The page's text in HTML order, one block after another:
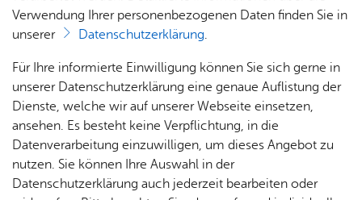
Rat­
haus &
Bür­
ger­
ser­vice
Rat­
häu­ser
Nach­
rich­
ten,
Vi­de­os
& Bil­
der
Me­di­
Jobs
Stel­
len­an­
ge­bo­te
Aus­bil­
dung &
Stu­di­
Bauen
& Um­
welt
Geo­
da­ten
Ge­
sund­
heit &
kum
Be­schwer­de bei Lärm- oder
Ge­ruch­se­mis­sio­nen von Ge­
wer­be­be­trie­ben ein­rei­chen
Sie wohnen in der Nähe von Industrie- oder
Gewerbebetrieben und fühlen sich durch deren Schall-
Verwendung Ihrer personenbezogenen Daten finden Sie in
unserer
Datenschutzerklärung.
Für Ihre informierte Einwilligung können Sie sich gerne in
unserer Datenschutzerklärung eine genaue Auflistung der
Dienste, welche wir auf unserer Webseite einsetzen,
ansehen. Es besteht keine Verpflichtung, in die
Datenverarbeitung einzuwilligen, um dieses Angebot zu
nutzen. Sie können Ihre Auswahl in der
Datenschutzerklärung auch jederzeit bearbeiten oder